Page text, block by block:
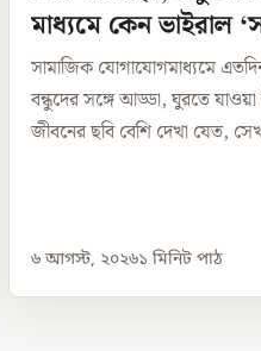
মাধ্যমে কেন ভাইরাল
সামাজিক যোগাযোগমাধ্যমে
বন্ধুদের সঙ্গে আড্ডা, ঘুরতে যাওয়া
জীবনের ছবি বেশি দেখা যেত,
৬ আগস্ট, ২০২৬১ মিনিট পাঠ